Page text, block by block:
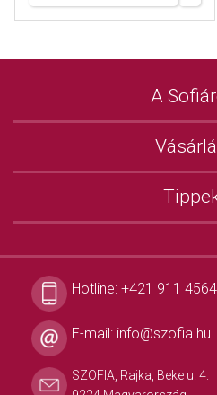
A
Hotline: +421 911
E-mail: info@szofia.hu
SZOFIA, Rajka, Beke u. 4.